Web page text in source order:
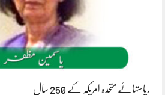
ریاستہائے متحدہ امریکہ کے 250 سال